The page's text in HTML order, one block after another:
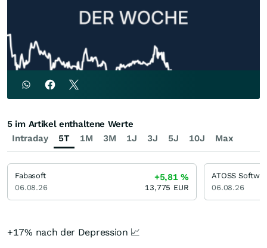
+17% nach der Depression 📈
Intraday 5T 1M 3M 1J 3J 5J 10J Max
5 im Artikel enthaltene Werte
Fabasoft
06.08.26
+5,81%
13,775 EUR
ATOSS
06.08.26